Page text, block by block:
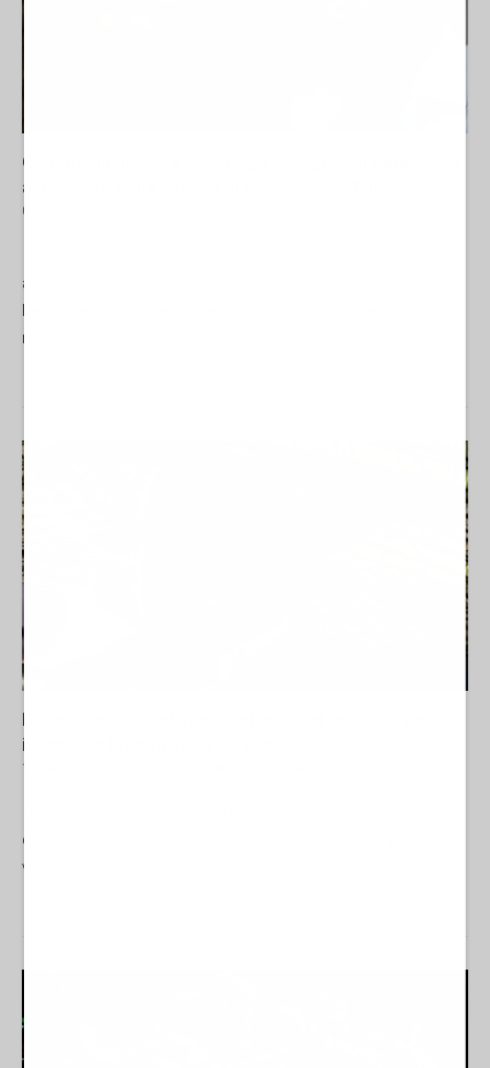
Quando un nativo è contro gli immigrati. Il paradosso
americano della nomina di Markwayne Mullin
09 Marzo 2026 17:30
annunciato la rimozione di Kristi Noem dalla guida del
Department of Homeland Security e ha indicato il senatore
repubblicano dell’Oklahoma...
Dalle offese ai nativi al controllo del petrolio: perché
il caso Bo French agita il Texas
19 Febbraio 2026 12:00
con un disagio che è anche rabbia. Non perché mi stupisca la
violenza del linguaggio politico americano — la...